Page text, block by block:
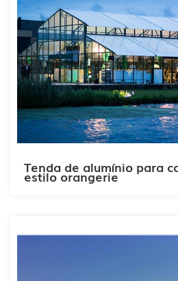
Tenda de alumínio para
estilo orangerie